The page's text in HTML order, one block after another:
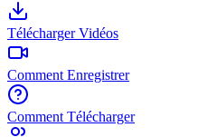
Télécharger Vidéos
Comment Enregistrer
Comment Télécharger